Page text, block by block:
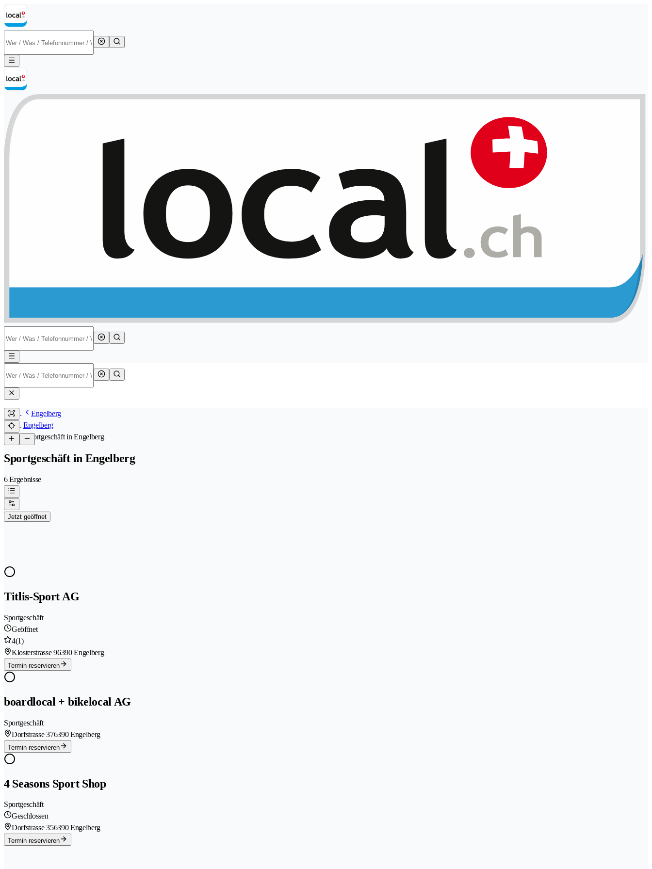
Engelberg
Engelberg
/Sportgeschäft in Engelberg
Sportgeschäft in Engelberg
6 Ergebnisse
Jetzt geöffnet
Titlis-Sport AG
Sportgeschäft
Geöffnet
4(1)
Klosterstrasse 96390 Engelberg
Termin reservieren
boardlocal + bikelocal AG
Sportgeschäft
Dorfstrasse 376390 Engelberg
Termin reservieren
4 Seasons Sport Shop
Sportgeschäft
Geschlossen
Dorfstrasse 356390 Engelberg
Termin reservieren